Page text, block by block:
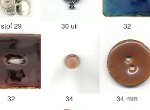
stof 29 30 uil 32
32 34 34 mm